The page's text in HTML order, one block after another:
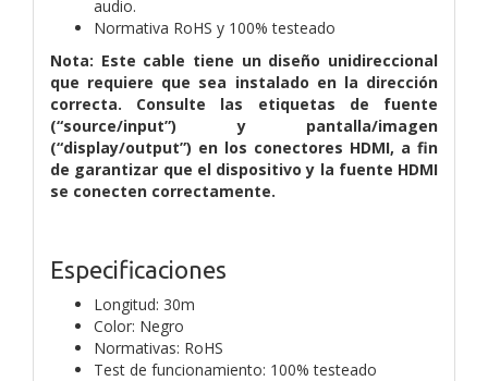
audio.
Normativa RoHS y 100% testeado
Nota: Este cable tiene un diseño unidireccional
que requiere que sea instalado en la dirección
correcta. Consulte las etiquetas de fuente
(“source/input”) y pantalla/imagen
(“display/output”) en los conectores HDMI, a fin
de garantizar que el dispositivo y la fuente HDMI
se conecten correctamente.
Especificaciones
Longitud: 30m
Color: Negro
Normativas: RoHS
Test de funcionamiento: 100% testeado